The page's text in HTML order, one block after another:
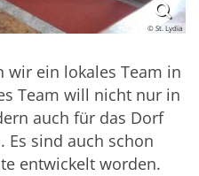
© St. Lydia
wir ein lokales Team in
Team will nicht nur in
auch für das Dorf
Es sind auch schon
entwickelt worden.